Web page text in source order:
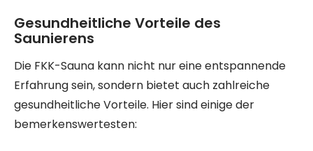
Gesundheitliche Vorteile des
Saunierens
Die FKK-Sauna kann nicht nur eine entspannende
Erfahrung sein, sondern bietet auch zahlreiche
gesundheitliche Vorteile. Hier sind einige der
bemerkenswertesten: